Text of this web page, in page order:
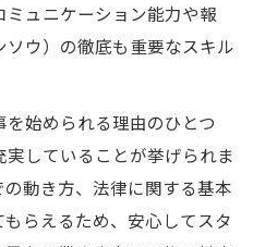
備など主要な業務内容
れと主な担当業務
仕事内容の実際の声
員の働き方とは
安心の研修制度を紹介
ュニケーション能力や報
ウ）の徹底も重要なスキル
始められる理由のひとつ
していることが挙げられま
動き方、法律に関する基本
らえるため、安心してスタ